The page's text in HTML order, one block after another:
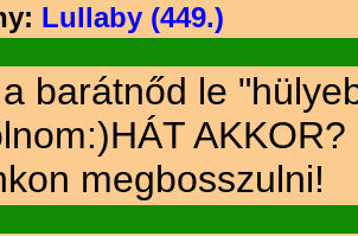
Lullaby (449.)
barátnőd le
megbosszulni!